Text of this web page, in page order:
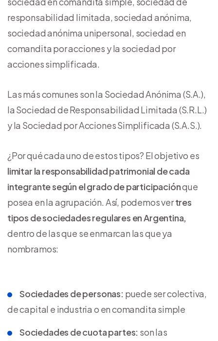
responsabilidad limitada, sociedad anónima,
sociedad anónima unipersonal, sociedad en
comandita por acciones y la sociedad por
acciones simplificada.
Las más comunes son la Sociedad Anónima (S.A.),
la Sociedad de Responsabilidad Limitada (S.R.L.)
y la Sociedad por Acciones Simplificada (S.A.S.).
¿Por qué cada uno de estos tipos? El objetivo es
limitar la responsabilidad patrimonial de cada
integrante según el grado de participaciónque
posea en la agrupación. Así, podemos vertres
tipos de sociedades regulares en Argentina,
dentro de las que se enmarcan las que ya
nombramos:
Sociedades de personas: puede ser colectiva,
de capital e industria o en comandita simple
Sociedades de cuota partes: son las